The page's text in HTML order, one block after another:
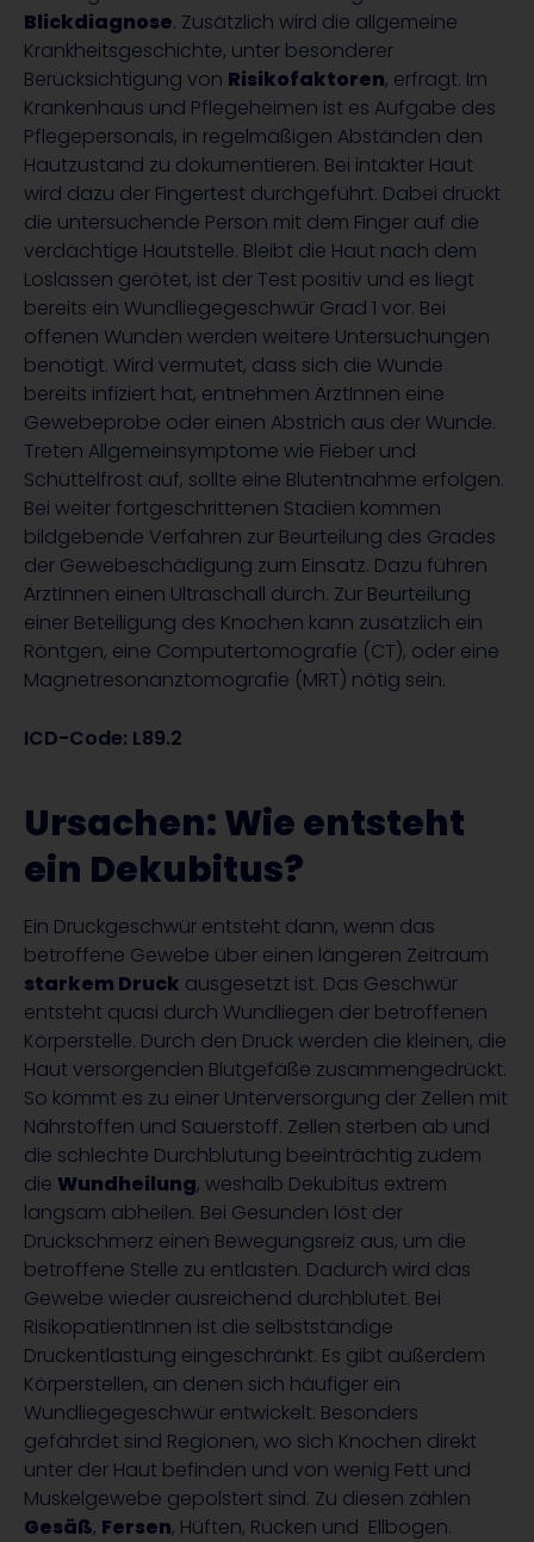
Blickdiagnose. Zusätzlich wird die allgemeine
Krankheitsgeschichte, unter besonderer
Berücksichtigung von Risikofaktoren, erfragt. Im
Krankenhaus und Pflegeheimen ist es Aufgabe des
Pflegepersonals, in regelmäßigen Abständen den
Hautzustand zu dokumentieren. Bei intakter Haut
wird dazu der Fingertest durchgeführt. Dabei drückt
die untersuchende Person mit dem Finger auf die
verdächtige Hautstelle. Bleibt die Haut nach dem
Loslassen gerötet, ist der Test positiv und es liegt
bereits ein Wundliegegeschwür Grad 1 vor. Bei
offenen Wunden werden weitere Untersuchungen
benötigt. Wird vermutet, dass sich die Wunde
bereits infiziert hat, entnehmen ÄrztInnen eine
Gewebeprobe oder einen Abstrich aus der Wunde.
Treten Allgemeinsymptome wie Fieber und
Schüttelfrost auf, sollte eine Blutentnahme erfolgen.
Bei weiter fortgeschrittenen Stadien kommen
bildgebende Verfahren zur Beurteilung des Grades
der Gewebeschädigung zum Einsatz. Dazu führen
ÄrztInnen einen Ultraschall durch. Zur Beurteilung
einer Beteiligung des Knochen kann zusätzlich ein
Röntgen, eine Computertomografie (CT), oder eine
Magnetresonanztomografie (MRT) nötig sein.
ICD-Code: L89.2
Ursachen: Wie entsteht
ein Dekubitus?
Ein Druckgeschwür entsteht dann, wenn das
betroffene Gewebe über einen längeren Zeitraum
starkem Druck ausgesetzt ist. Das Geschwür
entsteht quasi durch Wundliegen der betroffenen
Körperstelle. Durch den Druck werden die kleinen, die
Haut versorgenden Blutgefäße zusammengedrückt.
So kommt es zu einer Unterversorgung der Zellen mit
Nährstoffen und Sauerstoff. Zellen sterben ab und
die schlechte Durchblutung beeinträchtig zudem
die Wundheilung, weshalb Dekubitus extrem
langsam abheilen. Bei Gesunden löst der
Druckschmerz einen Bewegungsreiz aus, um die
betroffene Stelle zu entlasten. Dadurch wird das
Gewebe wieder ausreichend durchblutet. Bei
RisikopatientInnen ist die selbstständige
Druckentlastung eingeschränkt. Es gibt außerdem
Körperstellen, an denen sich häufiger ein
Wundliegegeschwür entwickelt. Besonders
gefährdet sind Regionen, wo sich Knochen direkt
unter der Haut befinden und von wenig Fett und
Muskelgewebe gepolstert sind. Zu diesen zählen
Gesäß, Fersen, Hüften, Rücken und Ellbogen.